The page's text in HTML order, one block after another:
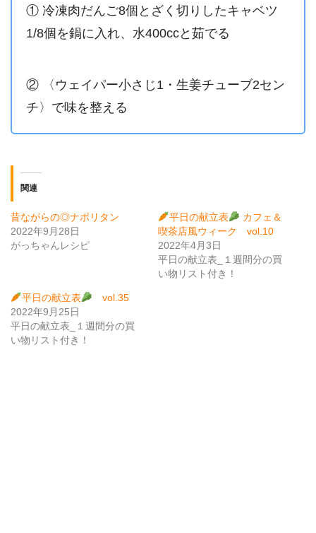
① 冷凍肉だんご8個とざく切りしたキャベツ
1/8個を鍋に入れ、水400ccと茹でる
② 〈ウェイパー小さじ1・生姜チューブ2セン
チ〉で味を整える
関連
昔ながらの◎ナポリタン
2022年9月28日
がっちゃんレシピ
平日の献立表
カフェ＆
喫茶店風ウィーク vol.10
2022年4月3日
平日の献立表_１週間分の買
い物リスト付き！
平日の献立表
vol.35
2022年9月25日
平日の献立表_１週間分の買
い物リスト付き！